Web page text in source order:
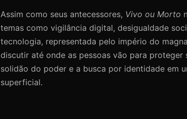
Assim como seus antecessores, Vivo ou Morto
temas como vigilância digital, desigualdade
tecnologia, representada pelo império do
discutir até onde as pessoas vão para
solidão do poder e a busca por identidade em
superficial.